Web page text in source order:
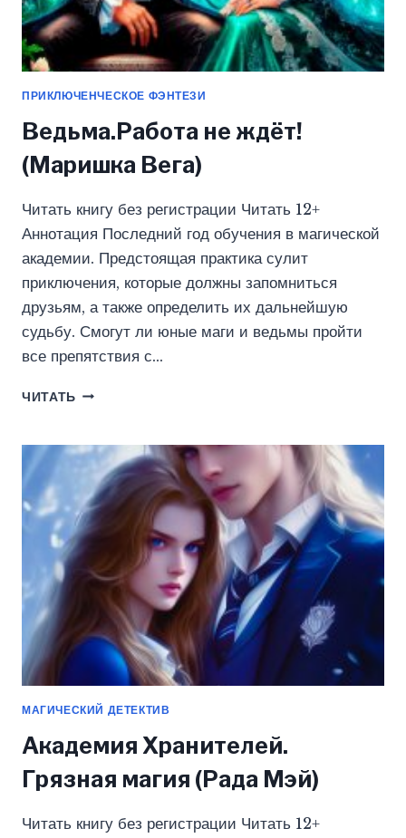
ПРИКЛЮЧЕНЧЕСКОЕ ФЭНТЕЗИ
Ведьма.Работа не ждёт!
(Маришка Вега)
Читать книгу без регистрации Читать 12+
Аннотация Последний год обучения в магической
академии. Предстоящая практика сулит
приключения, которые должны запомниться
друзьям, а также определить их дальнейшую
судьбу. Смогут ли юные маги и ведьмы пройти
все препятствия с…
ЧИТАТЬ ВЕДЬМА.РАБОТА
(МАРИШКА
ВЕГА)
МАГИЧЕСКИЙ ДЕТЕКТИВ
Академия Хранителей.
Грязная магия (Рада Мэй)
Читать книгу без регистрации Читать 12+